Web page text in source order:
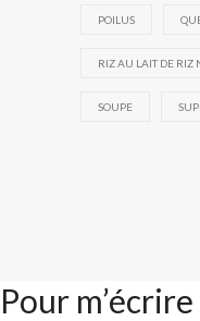
POILUS
RIZ AU LAIT DE RIZ
SOUPE
Pour m’écrire